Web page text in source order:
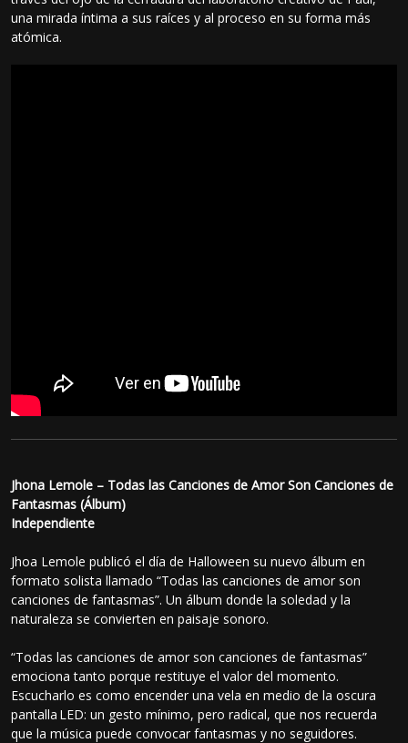
una mirada íntima a sus raíces y al proceso en su forma más
atómica.
Jhona Lemole – Todas las Canciones de Amor Son Canciones de
Fantasmas (Álbum)
Independiente
Jhoa Lemole publicó el día de Halloween su nuevo álbum en
formato solista llamado “Todas las canciones de amor son
canciones de fantasmas”. Un álbum donde la soledad y la
naturaleza se convierten en paisaje sonoro.
“Todas las canciones de amor son canciones de fantasmas”
emociona tanto porque restituye el valor del momento.
Escucharlo es como encender una vela en medio de la oscura
pantalla LED: un gesto mínimo, pero radical, que nos recuerda
que la música puede convocar fantasmas y no seguidores.